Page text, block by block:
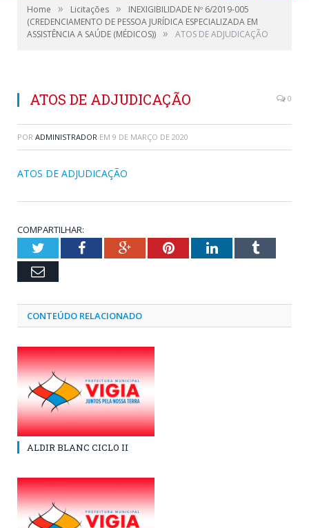
Home » Licitações »
INEXIGIBILIDADE Nº 6/2019-005
(CREDENCIAMENTO DE PESSOA JURÍDICA ESPECIALIZADA EM
ASSISTÊNCIA A SAÚDE (MÉDICOS)) » ATOS DE ADJUDICAÇÃO
ATOS DE ADJUDICAÇÃO 0
POR ADMINISTRADOR EM 9 DE MARÇO DE 2020
ATOS DE ADJUDICAÇÃO
COMPARTILHAR:
TwitterFacebookGoogle+PinterestLinkedInTumblr
Email
CONTEÚDO RELACIONADO
ALDIR BLANC CICLO II